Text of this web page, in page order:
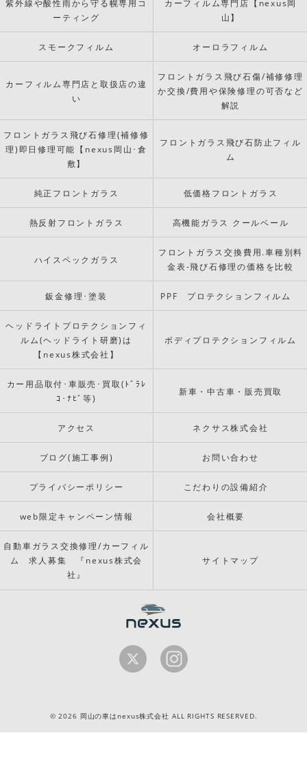
紫外線や酸性雨から守る幌専用コ
ーティング
カーフィルム専門店【nexus岡
山】
スモークフィルム オーロラフィルム
カーフィルム専門店と取扱店の違
い
フロントガラス飛び石傷/補修修理
か交換/費用や保険修理の可否など
解説
フロントガラス飛び石修理(補修修
理)即日修理可能【nexus岡山･倉
敷】
フロントガラス飛び石防止フィル
ム
純正フロントガラス 低価格フロントガラス
熱反射フロントガラス 高機能ガラス クールベール
ハイスペックガラス
フロントガラス交換費用.車種別料
金表-飛び石修理の価格を比較
鈑金修理･塗装 PPF プロテクションフィルム
ヘッドライトプロテクションフィ
ルム(ヘッドライト研磨)は
【nexus株式会社】
ボディプロテクションフィルム
カー用品取付･車販売･買取(ﾄﾞﾗﾚ
ｺ･ﾅﾋﾞ等)
新車・中古車・販売買取
アクセス ネクサス株式会社
ブログ(施工事例) お問い合わせ
プライバシーポリシー こだわりの設備紹介
web限定キャンペーン情報 会社概要
自動車ガラス交換修理/カーフィル
ム 求人募集 『nexus株式会
社』
サイトマップ
© 2026 岡山の車はnexus株式会社 ALL RIGHTS RESERVED.